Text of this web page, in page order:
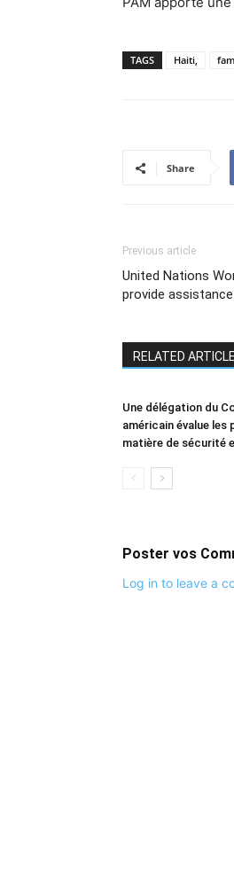
TAGS Haiti,
Share
Previous article
United Nations
provide
RELATED
Une délégation du
américain évalue les
matière de sécurité
Poster vos
Log in to leave a